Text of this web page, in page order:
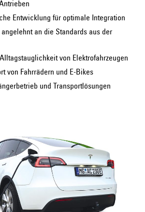
Entwicklung für optimale Integration
an die Standards aus der
von Elektrofahrzeugen
von Fahrrädern und E-Bikes
und Transportlösungen